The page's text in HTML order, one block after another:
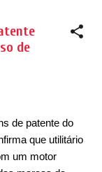
que possui uma
é que o
de
em 30 de
yuans. Esse
6
que serão
consumidores.
de
de patente do
que utilitário
um motor